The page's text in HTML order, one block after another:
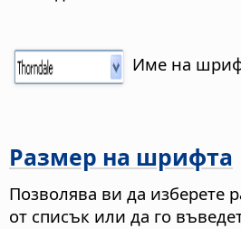
Име на
Размер на шрифта
Позволява ви да изберете
от списък или да го